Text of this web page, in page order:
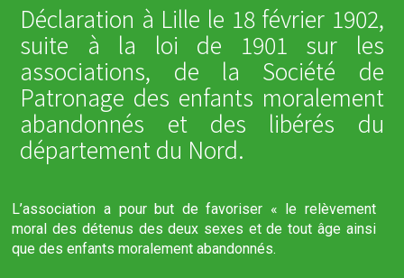
Déclaration à Lille le 18 février 1902,
suite à la loi de 1901 sur les
associations, de la Société de
Patronage des enfants moralement
abandonnés et des libérés du
département du Nord.
L’association a pour but de favoriser « le relèvement
moral des détenus des deux sexes et de tout âge ainsi
que des enfants moralement abandonnés.